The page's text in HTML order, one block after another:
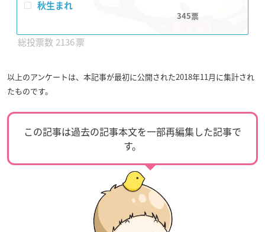
秋生まれ
345
2136
以上のアンケートは、本記事が最初に公開された2018年11月に集計され
たものです。
この記事は過去の記事本文を一部再編集した記事で
す。